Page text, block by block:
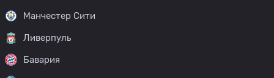
Манчестер Сити
Ливерпуль
Бавария